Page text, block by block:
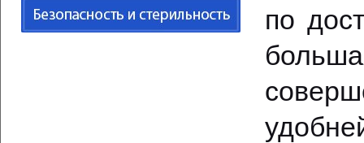
по